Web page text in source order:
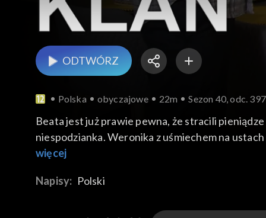
ODTWÓRZ
Polska obyczajowe 22m Sezon 40, odc.
Beata jest już prawie pewna, że stracili pieniądze
niespodzianka. Weronika z uśmiechem na
przerywa jej i prowadzi do salonu, gdzie czekają
więcej
Napisy: Polski